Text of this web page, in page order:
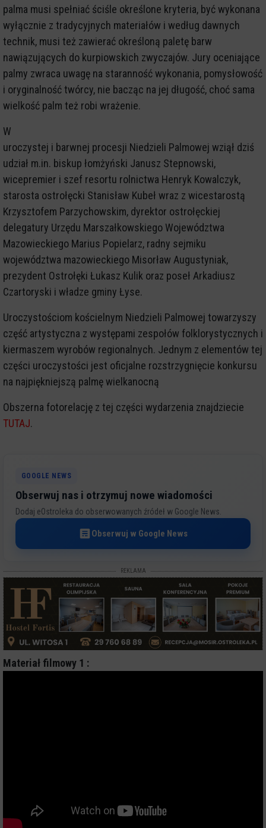
palma musi spełniać ściśle określone kryteria, być wykonana
wyłącznie z tradycyjnych materiałów i według dawnych
technik, musi też zawierać określoną paletę barw
nawiązujących do kurpiowskich zwyczajów. Jury oceniające
palmy zwraca uwagę na staranność wykonania, pomysłowość
i oryginalność twórcy, nie bacząc na jej długość, choć sama
wielkość palm też robi wrażenie.
W
uroczystej i barwnej procesji Niedzieli Palmowej wziął dziś
udział m.in. biskup łomżyński Janusz Stepnowski,
wicepremier i szef resortu rolnictwa Henryk Kowalczyk,
starosta ostrołęcki Stanisław Kubeł wraz z wicestarostą
Krzysztofem Parzychowskim, dyrektor ostrołęckiej
delegatury Urzędu Marszałkowskiego Województwa
Mazowieckiego Marius Popielarz, radny sejmiku
województwa mazowieckiego Misorław Augustyniak,
prezydent Ostrołęki Łukasz Kulik oraz poseł Arkadiusz
Czartoryski i władze gminy Łyse.
Uroczystościom kościelnym Niedzieli Palmowej towarzyszy
część artystyczna z występami zespołów folklorystycznych i
kiermaszem wyrobów regionalnych. Jednym z elementów tej
części uroczystości jest oficjalne rozstrzygnięcie konkursu
na najpiękniejszą palmę wielkanocną
Obszerna fotorelację z tej części wydarzenia znajdziecie
TUTAJ.
GOOGLE NEWS
Obserwuj nas i otrzymuj nowe wiadomości
Dodaj eOstroleka do obserwowanych źródeł w Google News.
Obserwuj w Google News
REKLAMA
Materiał filmowy 1 :